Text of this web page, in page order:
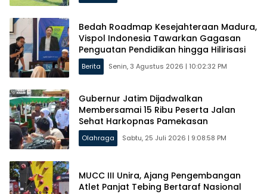
Bedah Roadmap Kesejahteraan Madura,
Vispol Indonesia Tawarkan Gagasan
Penguatan Pendidikan hingga Hilirisasi
Berita Senin, 3 Agustus 2026 | 10:02:32 PM
Gubernur Jatim Dijadwalkan
Membersamai 15 Ribu Peserta Jalan
Sehat Harkopnas Pamekasan
Olahraga Sabtu, 25 Juli 2026 | 9:08:58 PM
MUCC III Unira, Ajang Pengembangan
Atlet Panjat Tebing Bertaraf Nasional